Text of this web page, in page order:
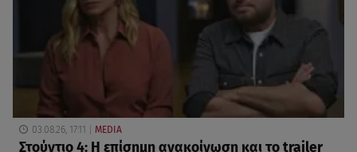
03.08.26, 17:11 MEDIA
Στούντιο 4: Η επίσημη ανακοίνωση και το trailer